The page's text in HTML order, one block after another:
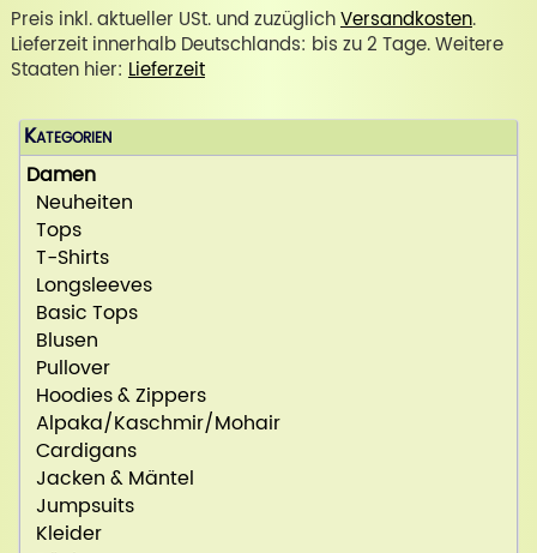
Preis inkl. aktueller USt. und zuzüglichVersandkosten.
Lieferzeit innerhalb Deutschlands: bis zu 2 Tage. Weitere
Staaten hier: Lieferzeit
Kategorien
Damen
Neuheiten
Tops
T-Shirts
Longsleeves
Basic Tops
Blusen
Pullover
Hoodies & Zippers
Alpaka/Kaschmir/Mohair
Cardigans
Jacken & Mäntel
Jumpsuits
Kleider